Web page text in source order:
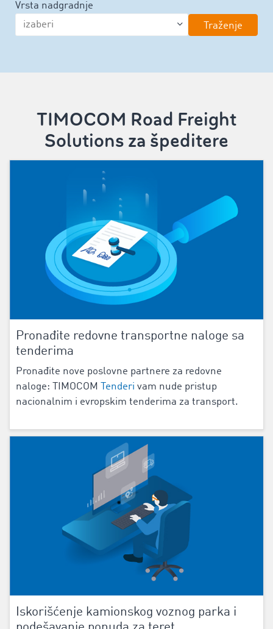
Vrsta nadgradnje
Traženje
TIMOCOM Road Freight
Solutions za špeditere
Pronađite redovne transportne naloge sa
tenderima
Pronađite nove poslovne partnere za redovne
naloge: TIMOCOM
Tenderi vam nude pristup
nacionalnim i evropskim tenderima za transport.
Iskorišćenje kamionskog voznog parka i